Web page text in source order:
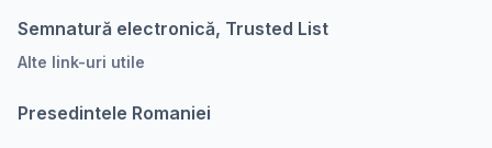
Semnatură electronică, Trusted List
Alte link-uri utile
Presedintele Romaniei